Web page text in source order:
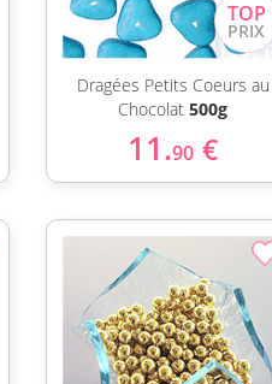
Dragées Petits Coeurs au
Chocolat500g
11.90 €